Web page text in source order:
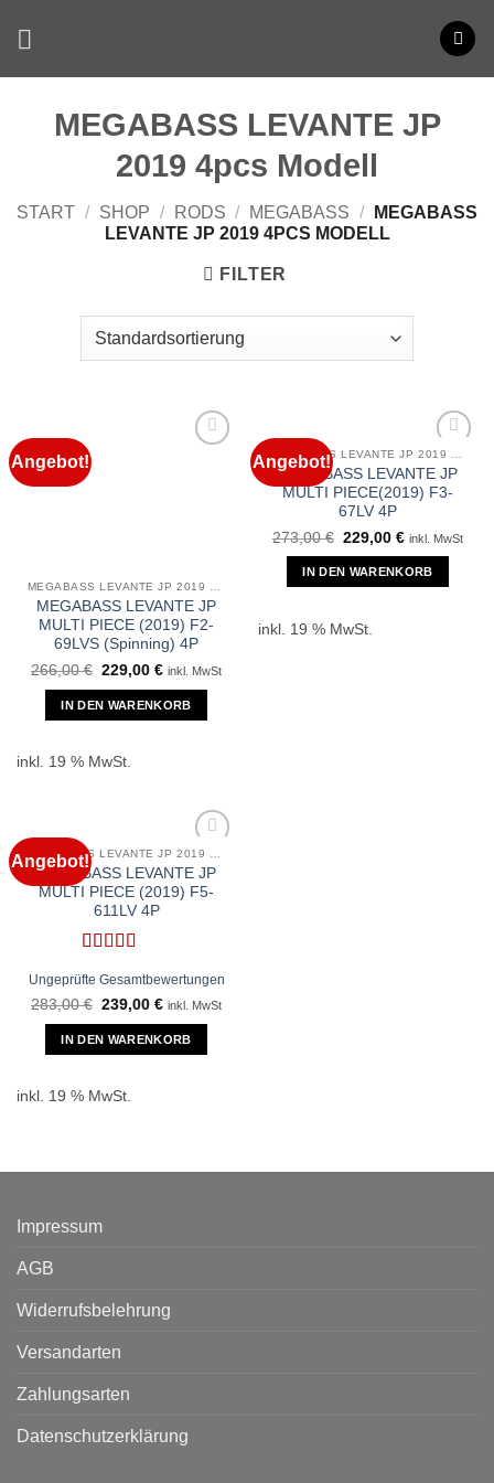
MEGABASS LEVANTE JP
2019 4pcs Modell
START / SHOP / RODS / MEGABASS /
MEGABASS
LEVANTE JP 2019 4PCS MODELL
FILTER
Angebot!
MEGABASS LEVANTE JP 2019 4PCS MODELL
MEGABASS LEVANTE JP
MULTI PIECE (2019) F2-
69LVS (Spinning) 4P
266,00€ Ursprünglicher
war:
266,00 €
229,00€Aktueller
ist:
229,00 €.
inkl. MwSt
IN DEN WARENKORB
inkl. 19 % MwSt.
Angebot!
MEGABASS LEVANTE JP
MULTI PIECE(2019) F3-
67LV 4P
273,00€ Ursprünglicher
Preis
war:
273,00 €
229,00€Aktueller
ist:
229,00 €.
inkl. MwSt
IN DEN WARENKORB
inkl. 19 % MwSt.
Angebot! MEGABASS LEVANTE JP 2019 4PCS MODELL
MEGABASS LEVANTE JP
MULTI PIECE (2019) F5-
611LV 4P
mit5von 5
Ungeprüfte Gesamtbewertungen
283,00€ Ursprünglicher
war:
283,00 €
239,00€Aktueller
ist:
239,00 €.
inkl. MwSt
IN DEN WARENKORB
inkl. 19 % MwSt.
Impressum
AGB
Widerrufsbelehrung
Versandarten
Zahlungsarten
Datenschutzerklärung